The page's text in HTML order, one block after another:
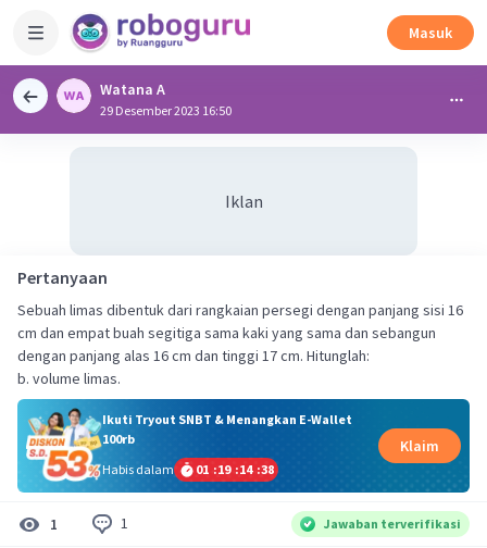
Masuk
Watana A
29 Desember 2023 16:50
Iklan
Pertanyaan
Sebuah limas dibentuk dari rangkaian persegi dengan panjang sisi 16
cm dan empat buah segitiga sama kaki yang sama dan sebangun
dengan panjang alas 16 cm dan tinggi 17 cm. Hitunglah:
b. volume limas.
Ikuti Tryout SNBT & Menangkan E-Wallet
100rb
Habis dalam
01 :19 :14 :38
Klaim
1 1 Jawaban terverifikasi